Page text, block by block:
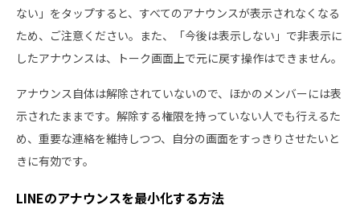
ない」をタップすると、すべてのアナウンスが表示されなくなる
ため、ご注意ください。また、「今後は表示しない」で非表示に
したアナウンスは、トーク画面上で元に戻す操作はできません。
アナウンス自体は解除されていないので、ほかのメンバーには表
示されたままです。解除する権限を持っていない人でも行えるた
め、重要な連絡を維持しつつ、自分の画面をすっきりさせたいと
きに有効です。
LINEのアナウンスを最小化する方法